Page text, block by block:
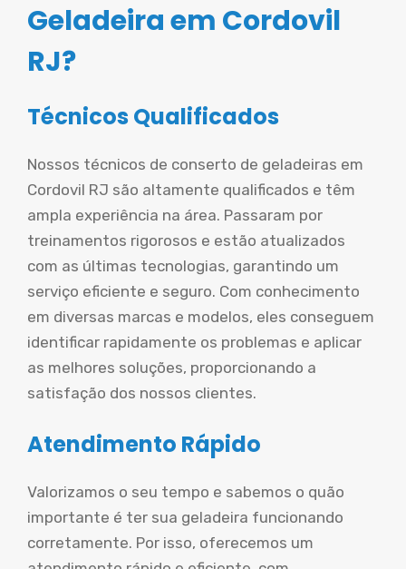
Geladeira em Cordovil
RJ?
Técnicos Qualificados
Nossos técnicos de conserto de geladeiras em
Cordovil RJ são altamente qualificados e têm
ampla experiência na área. Passaram por
treinamentos rigorosos e estão atualizados
com as últimas tecnologias, garantindo um
serviço eficiente e seguro. Com conhecimento
em diversas marcas e modelos, eles conseguem
identificar rapidamente os problemas e aplicar
as melhores soluções, proporcionando a
satisfação dos nossos clientes.
Atendimento Rápido
Valorizamos o seu tempo e sabemos o quão
importante é ter sua geladeira funcionando
corretamente. Por isso, oferecemos um